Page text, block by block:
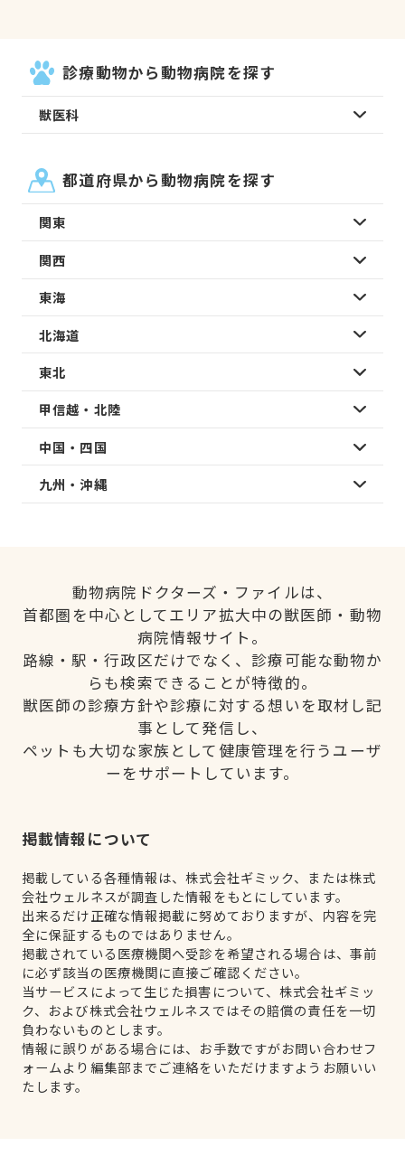
診療動物から動物病院を探す
獣医科
都道府県から動物病院を探す
関東
関西
東海
北海道
東北
甲信越・北陸
中国・四国
九州・沖縄
動物病院ドクターズ・ファイルは、
首都圏を中心としてエリア拡大中の獣医師・動物
病院情報サイト。
路線・駅・行政区だけでなく、診療可能な動物か
らも検索できることが特徴的。
獣医師の診療方針や診療に対する想いを取材し記
事として発信し、
ペットも大切な家族として健康管理を行うユーザ
ーをサポートしています。
掲載情報について
掲載している各種情報は、株式会社ギミック、または株式
会社ウェルネスが調査した情報をもとにしています。
出来るだけ正確な情報掲載に努めておりますが、内容を完
全に保証するものではありません。
掲載されている医療機関へ受診を希望される場合は、事前
に必ず該当の医療機関に直接ご確認ください。
当サービスによって生じた損害について、株式会社ギミッ
ク、および株式会社ウェルネスではその賠償の責任を一切
負わないものとします。
情報に誤りがある場合には、お手数ですがお問い合わせフ
ォームより編集部までご連絡をいただけますようお願いい
たします。